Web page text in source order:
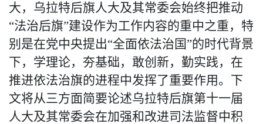
大，乌拉特后旗人大及其常委会始终把推动
“法治后旗”建设作为工作内容的重中之重，特
别是在党中央提出“全面依法治国”的时代背景
下，学理论，夯基础，敢创新，勤实践，在
推进依法治旗的进程中发挥了重要作用。下
文将从三方面简要论述乌拉特后旗第十一届
人大及其常委会在加强和改进司法监督中积